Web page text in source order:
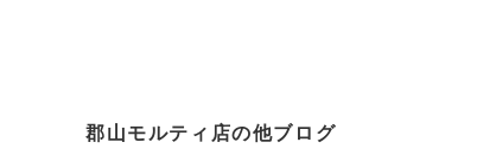
郡山モルティ店の他ブログ